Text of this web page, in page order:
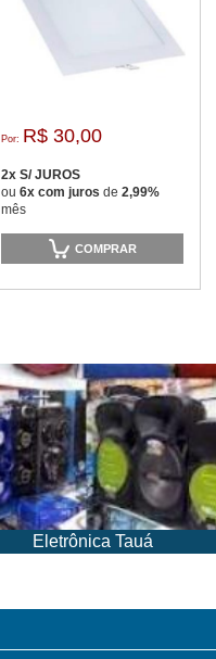
Por: R$ 30,00
2x S/ JUROS
ou 6x com juros de 2,99%
mês
COMPRAR
Eletrônica Tauá